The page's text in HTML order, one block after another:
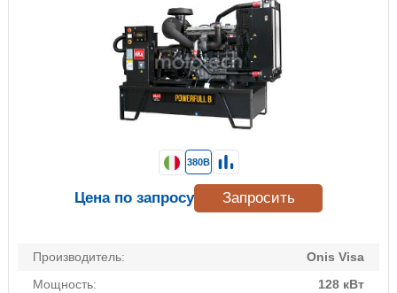
Производитель:
Onis Visa
Мощность:
128 кВт
380В
Цена по запросу Запросить